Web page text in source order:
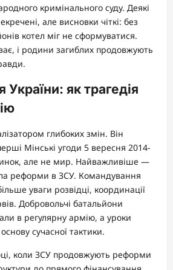
кримінального суду. Деякі
але висновки чіткі: без
котел міг не сформуватися.
і родини загиблих продовжують
України: як трагедія
глибоких змін. Він
Мінські угоди 5 вересня 2014-
але не мир. Найважливіше —
реформи в ЗСУ. Командування
уваги розвідці, координації
Добровольчі батальйони
в регулярну армію, а уроки
сучасної тактики.
коли ЗСУ продовжують реформи